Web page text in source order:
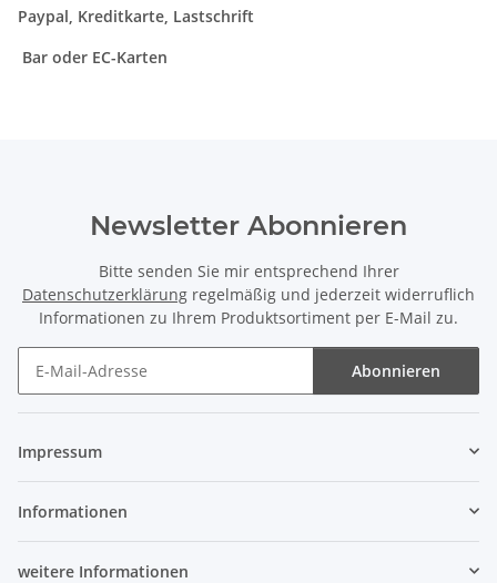
Paypal, Kreditkarte, Lastschrift
Bar oder EC-Karten
Newsletter Abonnieren
Bitte senden Sie mir entsprechend Ihrer
Datenschutzerklärung regelmäßig und jederzeit widerruflich
Informationen zu Ihrem Produktsortiment per E-Mail zu.
Abonnieren
Impressum
Informationen
weitere Informationen